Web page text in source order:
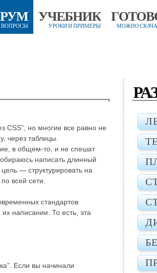
ВОПРОСЫ
УЧЕБНИК
УРОКИ И ПРИМЕРЫ МОЖНО
CSS”, но многие все равно не
через таблицы.
в общем-то, и не спешат
написать длинный
— структурировать на
всей сети.
стандартов
написании. То есть, эта
Если вы начинали